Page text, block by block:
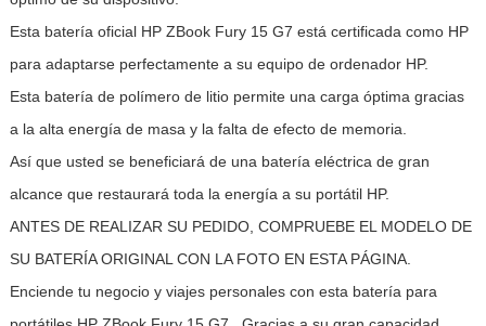
Esta batería oficial HP ZBook Fury 15 G7 está certificada como HP
para adaptarse perfectamente a su equipo de ordenador HP.
Esta batería de polímero de litio permite una carga óptima gracias
a la alta energía de masa y la falta de efecto de memoria.
Así que usted se beneficiará de una batería eléctrica de gran
alcance que restaurará toda la energía a su portátil HP.
ANTES DE REALIZAR SU PEDIDO, COMPRUEBE EL MODELO DE
SU BATERÍA ORIGINAL CON LA FOTO EN ESTA PÁGINA.
Enciende tu negocio y viajes personales con esta batería para